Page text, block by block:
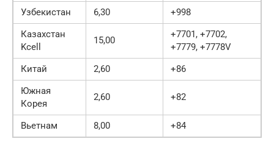
Узбекистан
6,30
+998
Казахстан
Kcell
15,00
+7701, +7702,
+7779, +7778V
Китай
2,60
+86
Южная
Корея
2,60 +82
Вьетнам 8,00 +84